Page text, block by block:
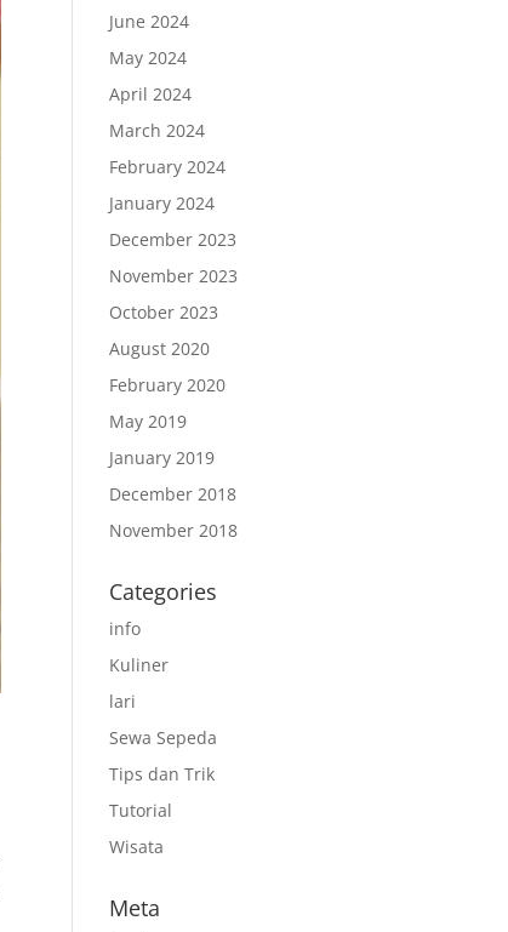
June 2024
May 2024
April 2024
March 2024
February 2024
January 2024
December 2023
November 2023
October 2023
August 2020
February 2020
May 2019
January 2019
December 2018
November 2018
Categories
info
Kuliner
lari
Sewa Sepeda
Tips dan Trik
Tutorial
Wisata
Meta